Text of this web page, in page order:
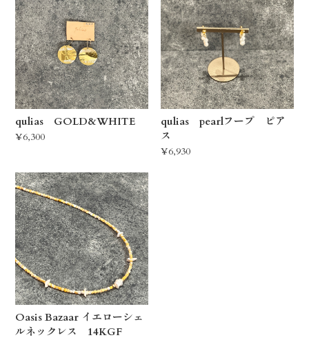
qulias GOLD&WHITE
¥6,300
qulias pearlフープ ピア
ス
¥6,930
Oasis Bazaar イエローシェ
ルネックレス 14KGF